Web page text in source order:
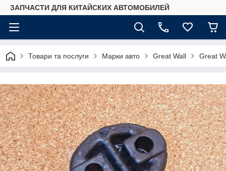
ЗАПЧАСТИ ДЛЯ КИТАЙСКИХ АВТОМОБИЛЕЙ
Товари та послуги Марки авто Great Wall Great